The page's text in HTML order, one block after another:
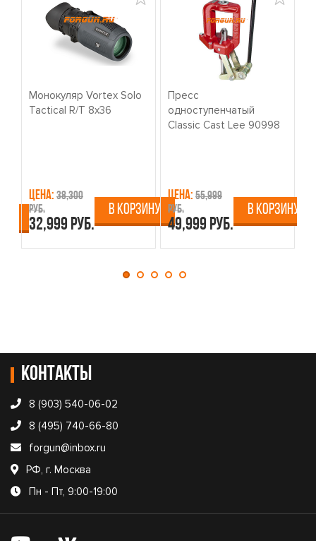
Монокуляр Vortex Solo
Tactical R/T 8x36
Цена: 38,300
руб.
32,999 руб.
В КОРЗИНУ
Пресс
одноступенчатый
Classic Cast Lee 90998
Цена: 55,999
руб.
49,999 руб.
В КОРЗИНУ
Контакты
8 (903) 540-06-02
8 (495) 740-66-80
forgun@inbox.ru
РФ, г. Москва
Пн - Пт, 9:00-19:00